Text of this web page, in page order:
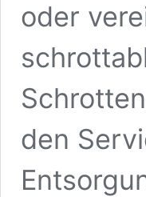
oder
den